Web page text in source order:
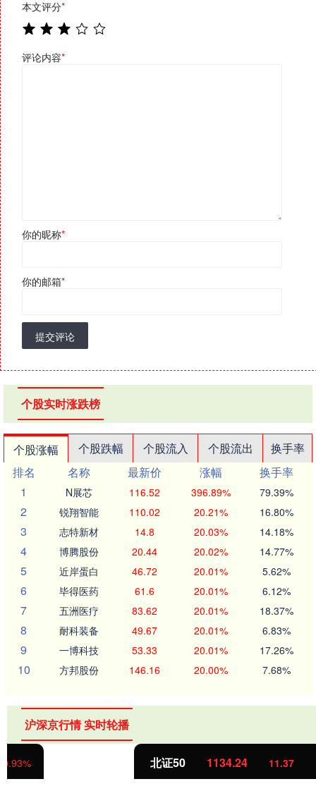
本文评分*
评论内容*
你的昵称*
你的邮箱*
提交评论
个股实时涨跌榜
个股涨幅 个股跌幅 个股流入 个股流出
换手率
排名
名称 最新价 涨幅
换手率
1
N展芯 116.52 396.89% 79.39%
2 锐翔智能 110.02 20.21% 16.80%
3 志特新材 14.8 20.03% 14.18%
4 博腾股份 20.44 20.02% 14.77%
5 近岸蛋白 46.72 20.01% 5.62%
6 毕得医药 61.6 20.01% 6.12%
7 五洲医疗 83.62 20.01% 18.37%
8 耐科装备 49.67 20.01% 6.83%
9 一博科技 53.33 20.01% 17.26%
10 方邦股份 146.16 20.00% 7.68%
沪深京行情 实时轮播
1134.24 11.37 1.01%